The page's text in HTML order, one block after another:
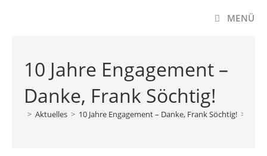
MENÜ
10 Jahre Engagement –
Danke, Frank Söchtig!
> Aktuelles > 10 Jahre Engagement – Danke, Frank Söchtig! >